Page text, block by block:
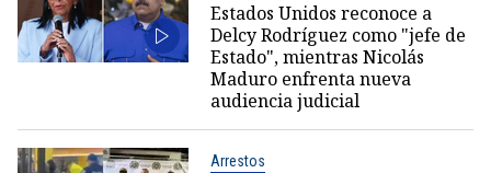
Estados Unidos reconoce a
Delcy Rodríguez como "jefe de
Estado", mientras Nicolás
Maduro enfrenta nueva
audiencia judicial
Arrestos